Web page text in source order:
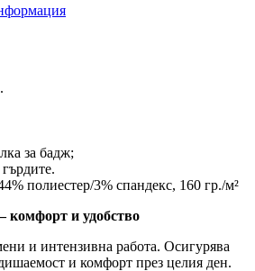
за бадж;
полиестер/3% спандекс, 160 гр./м²
комфорт и удобство
и интензивна работа. Осигурява
и комфорт през целия ден.